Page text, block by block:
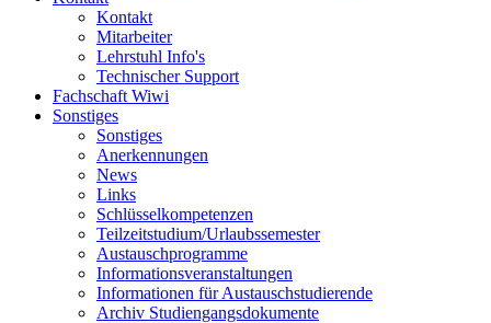
Kontakt
Mitarbeiter
Lehrstuhl Info's
Technischer Support
Fachschaft Wiwi
Sonstiges
Sonstiges
Anerkennungen
News
Links
Schlüsselkompetenzen
Teilzeitstudium/Urlaubssemester
Austauschprogramme
Informationsveranstaltungen
Informationen für Austauschstudierende
Archiv Studiengangsdokumente